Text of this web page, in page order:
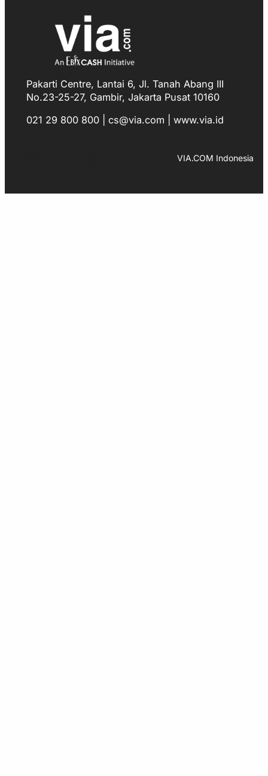
Pakarti Centre, Lantai 6, Jl. Tanah Abang III
No.23-25-27, Gambir, Jakarta Pusat 10160
021 29 800 800 | cs@via.com | www.via.id
VIA.COM Indonesia